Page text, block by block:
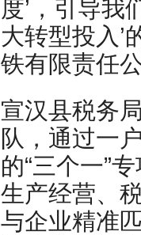
度’，引导我
大转型投入’
铁有限责任
宣汉县税务
队，通过一
的“三个一”
生产经营、
与企业精准